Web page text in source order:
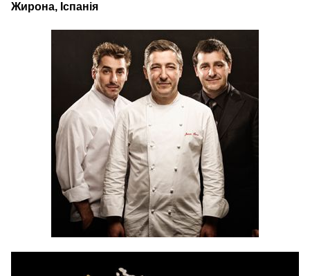
Жирона, Іспанія